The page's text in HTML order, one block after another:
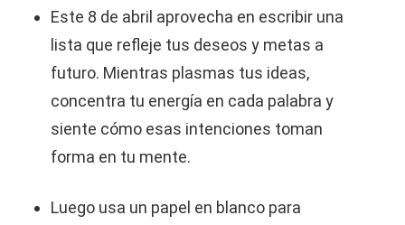
Este 8 de abril aprovecha en escribir una
lista que refleje tus deseos y metas a
futuro. Mientras plasmas tus ideas,
concentra tu energía en cada palabra y
siente cómo esas intenciones toman
forma en tu mente.
Luego usa un papel en blanco para